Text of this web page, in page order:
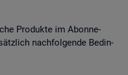
Pro­duk­te im Abon­ne­
nach­fol­gen­de Be­din­